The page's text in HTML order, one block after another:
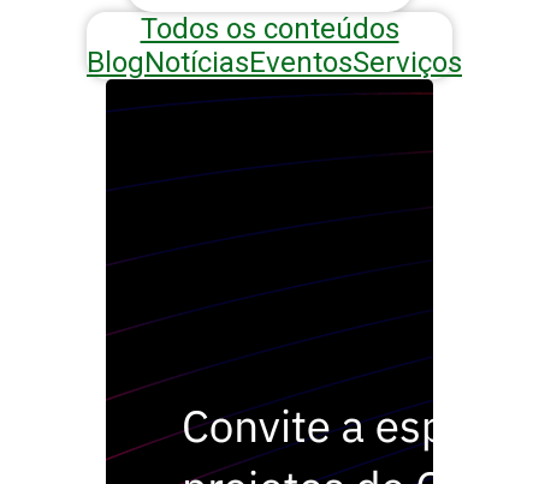
Todos os conteúdos
BlogNotíciasEventosServiços